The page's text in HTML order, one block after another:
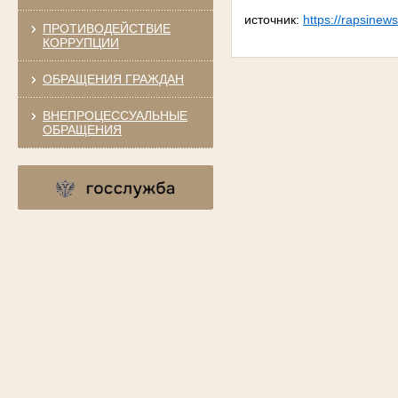
ПРОТИВОДЕЙСТВИЕ
КОРРУПЦИИ
ОБРАЩЕНИЯ ГРАЖДАН
ВНЕПРОЦЕССУАЛЬНЫЕ
ОБРАЩЕНИЯ
источник: https://